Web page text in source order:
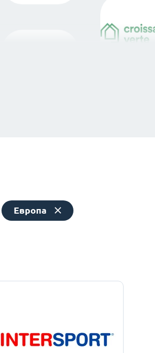
Европа